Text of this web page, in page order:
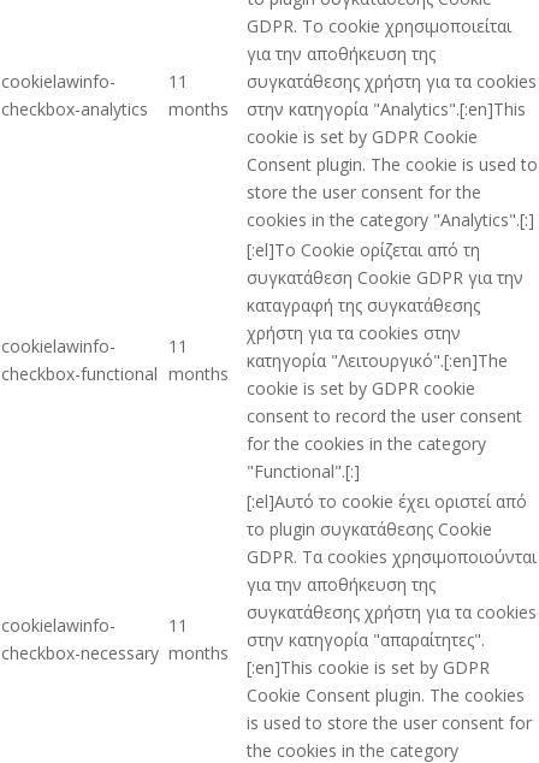
cookielawinfo-
checkbox-analytics
11
months
GDPR. Το cookie χρησιμοποιείται
για την αποθήκευση της
συγκατάθεσης χρήστη για τα cookies
στην κατηγορία "Analytics".[:en]This
cookie is set by GDPR Cookie
Consent plugin. The cookie is used to
store the user consent for the
cookies in the category "Analytics".[:]
cookielawinfo-
checkbox-functional
11
months
[:el]Το Cookie ορίζεται από τη
συγκατάθεση Cookie GDPR για την
καταγραφή της συγκατάθεσης
χρήστη για τα cookies στην
κατηγορία "Λειτουργικό".[:en]The
cookie is set by GDPR cookie
consent to record the user consent
for the cookies in the category
"Functional".[:]
cookielawinfo-
checkbox-necessary
11
months
[:el]Αυτό το cookie έχει οριστεί από
το plugin συγκατάθεσης Cookie
GDPR. Τα cookies χρησιμοποιούνται
για την αποθήκευση της
συγκατάθεσης χρήστη για τα cookies
στην κατηγορία "απαραίτητες".
[:en]This cookie is set by GDPR
Cookie Consent plugin. The cookies
is used to store the user consent for
the cookies in the category